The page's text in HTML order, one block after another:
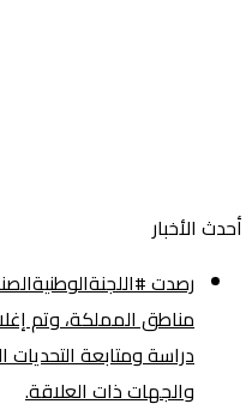
أحدث الأخبار
دراسة ومتابعة التحديات
والجهات ذات العلاقة.